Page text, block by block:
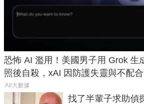
恐怖 AI 濫用！美國男子用 Grok 生
照後自殺，xAI 因防護失靈與不配
AI/大數據
找了半輩子求助偵